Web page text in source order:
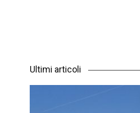
Ultimi articoli